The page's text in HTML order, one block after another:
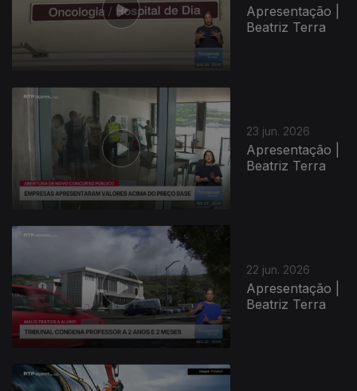
Apresentação |
Beatriz Terra
23 jun. 2026
Apresentação |
Beatriz Terra
22 jun. 2026
Apresentação |
Beatriz Terra
937674